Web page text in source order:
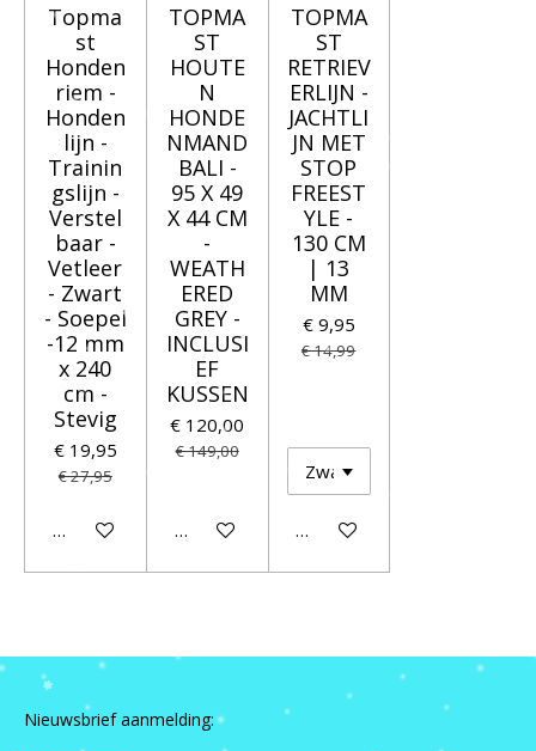
Topma
st
Honden
riem -
Honden
lijn -
Trainin
gslijn -
Verstel
baar -
Vetleer
- Zwart
- Soepel
-12 mm
x 240
cm -
Stevig
€ 19,95
€ 27,95
Houd mij op de hoogte
TOPMA
ST
HOUTE
N
HONDE
NMAND
BALI -
95 X 49
X 44 CM
-
WEATH
ERED
GREY -
INCLUSI
EF
KUSSEN
€ 120,00
€ 149,00
Houd mij op de hoogte
TOPMA
ST
RETRIEV
ERLIJN -
JACHTLI
JN MET
STOP
FREEST
YLE -
130 CM
| 13
MM
€ 9,95
€ 14,99
In winkelwagen
Nieuwsbrief aanmelding: